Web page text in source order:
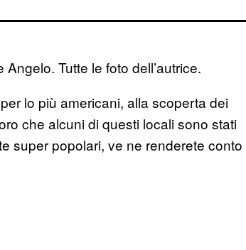
Tutte le foto dell’autrice.
lo più americani, alla scoperta dei
che alcuni di questi locali sono stati
super popolari, ve ne renderete conto